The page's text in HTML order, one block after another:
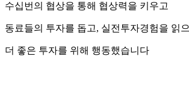
수십번의 협상을 통해 협상력을 키우고
동료들의 투자를 돕고, 실전투자경험을 읽
더 좋은 투자를 위해 행동했습니다